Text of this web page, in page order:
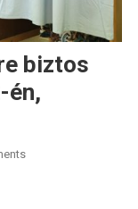
biztos
én,